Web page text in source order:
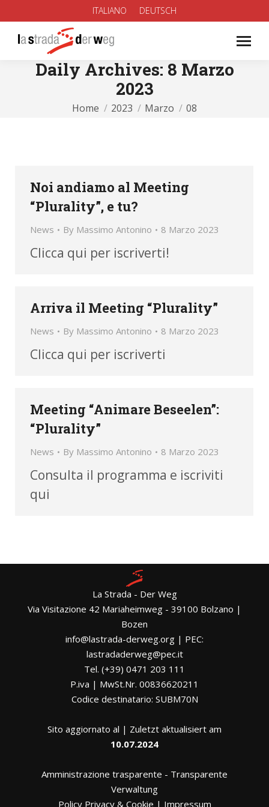
ITALIANO DEUTSCH
Daily Archives: 8 Marzo
2023
You are here:
Home 2023 Marzo 08
Noi andiamo al Meeting
“Plurality”, e tu?
News By Massimo Antonino 8 Marzo 2023
Clicca qui per iscriverti!
Arriva il Meeting “Plurality”
News By Massimo Antonino 8 Marzo 2023
Clicca qui per iscriverti
Meeting “Animare Beseelen”:
“Plurality”
News By Massimo Antonino 8 Marzo 2023
Consulta il programma e iscriviti
qui
La Strada - Der Weg
Via Visitazione 42 Mariaheimweg - 39100 Bolzano |
Bozen
info@lastrada-derweg.org | PEC:
lastradaderweg@pec.it
Tel. (+39) 0471 203 111
P.iva | MwSt.Nr. 00836620211
Codice destinatario: SUBM70N
Sito aggiornato al | Zuletzt aktualisiert am
10.07.2024
Amministrazione trasparente - Transparente
Verwaltung
Policy Privacy & Cookie | Impressum